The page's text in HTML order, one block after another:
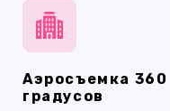
Аэросъемка 360
градусов